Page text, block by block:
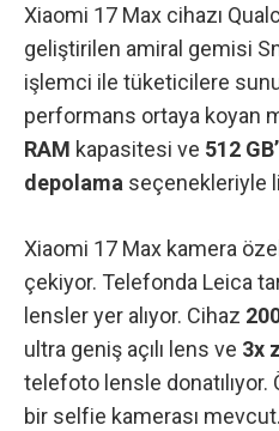
Xiaomi 17 Max cihazı
geliştirilen amiral gemisi
işlemci ile tüketicilere
performans ortaya koyan
RAM kapasitesi ve 512
depolama seçenekleriyle
Xiaomi 17 Max kamera
çekiyor. Telefonda Leica
lensler yer alıyor. Cihaz
ultra geniş açılı lens ve 3x
telefoto lensle donatılıyor.
bir selfie kamerası mevcut.